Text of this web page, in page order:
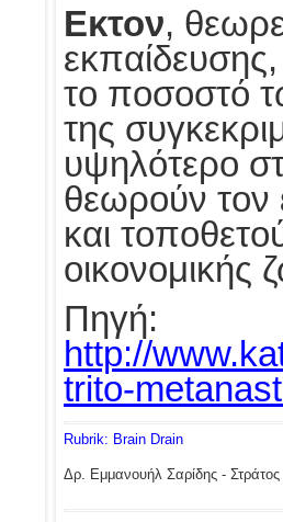
Εκτον,
το ποσοστό
της
υψηλότερο
θεωρούν τον
και
οικονομικής
Πηγή:
http://
trito-
Rubrik: Brain Drain
Δρ. Εμμανουήλ Σαρίδης -